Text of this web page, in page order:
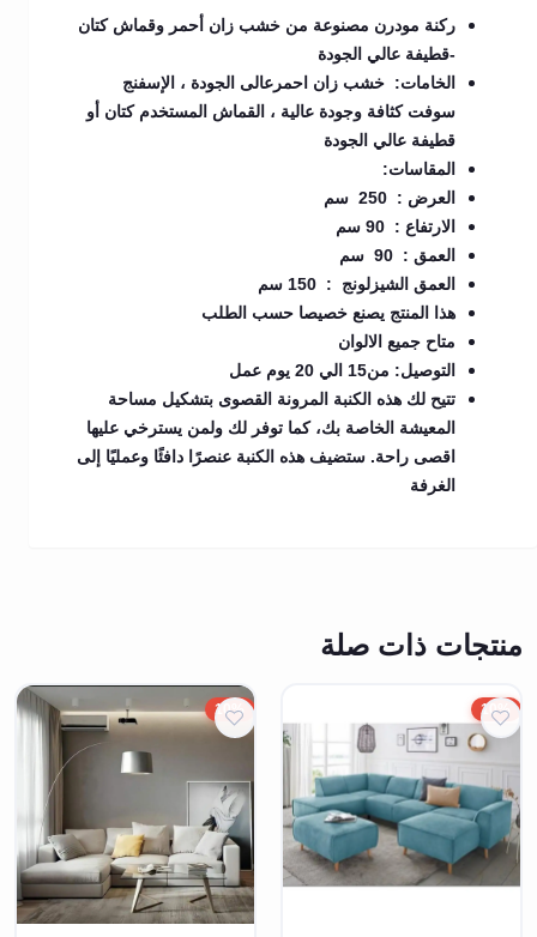
ركنة مودرن مصنوعة من خشب زان أحمر وقماش كتان
-قطيفة عالي الجودة
الخامات: خشب زان احمرعالى الجودة ، الإسفنج
سوفت كثافة وجودة عالية ، القماش المستخدم كتان أو
قطيفة عالي الجودة
المقاسات:
العرض : 250 سم
الارتفاع : 90 سم
العمق : 90 سم
العمق الشيزلونج : 150 سم
هذا المنتج يصنع خصيصا حسب الطلب
متاح جميع الالوان
التوصيل: من15 الي 20 يوم عمل
تتيح لك هذه الكنبة المرونة القصوى بتشكيل مساحة
المعيشة الخاصة بك، كما توفر لك ولمن يسترخي عليها
اقصى راحة. ستضيف هذه الكنبة عنصرًا دافئًا وعمليًا إلى
الغرفة
منتجات ذات صلة
10%
10%